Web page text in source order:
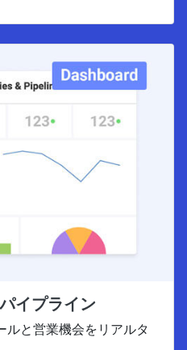
イプライン
ルと営業機会をリアルタ